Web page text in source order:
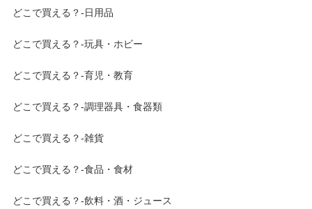
どこで買える？-日用品
どこで買える？-玩具・ホビー
どこで買える？-育児・教育
どこで買える？-調理器具・食器類
どこで買える？-雑貨
どこで買える？-食品・食材
どこで買える？-飲料・酒・ジュース